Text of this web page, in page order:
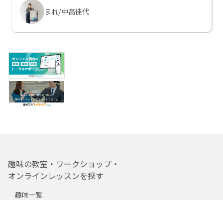
まれ/中高佳代
趣味の教室・ワークショップ・
オンラインレッスンを探す
趣味一覧